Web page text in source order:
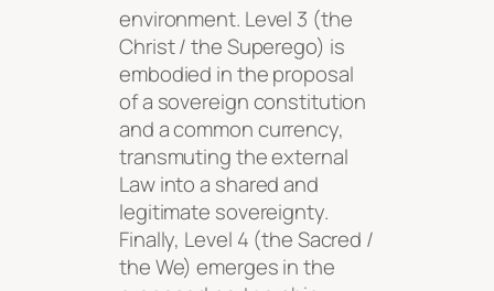
environment. Level 3 (the
Christ / the Superego) is
embodied in the proposal
of a sovereign constitution
and a common currency,
transmuting the external
Law into a shared and
legitimate sovereignty.
Finally, Level 4 (the Sacred /
the We) emerges in the